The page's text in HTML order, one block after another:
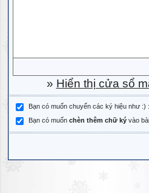
» Hiển thị cửa sổ
Bạn có muốn chuyển các ký hiệu như
Bạn có muốn chèn thêm chữ ký vào